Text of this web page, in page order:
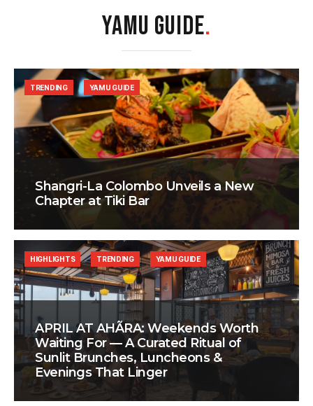
YAMU GUIDE.
Shangri-La Colombo Unveils a New
Chapter at Tiki Bar
TRENDING YAMU GUIDE
APRIL AT AHÃRA: Weekends Worth
Waiting For — A Curated Ritual of
Sunlit Brunches, Luncheons &
Evenings That Linger
HIGHLIGHTS TRENDING YAMU GUIDE